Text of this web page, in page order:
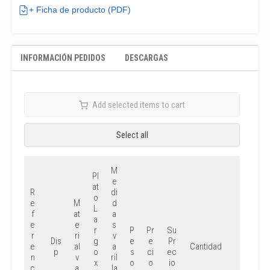
+ Ficha de producto (PDF)
INFORMACIÓN PEDIDOS DESCARGAS
Add selected items to cart
Select all
R
e
f
e
r
e
n
Dis
p
M
at
e
ri
al
v
Pl
at
o
L
a
r
g
o
x
M
e
di
d
a
s
v
a
ril
P
e
s
o
Pr
e
ci
o
Su
Pr
ec
io
Cantidad